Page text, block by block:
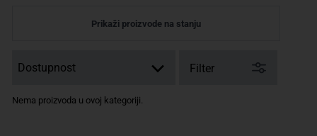
Prikaži proizvode na stanju
Filter
Nema proizvoda u ovoj kategoriji.